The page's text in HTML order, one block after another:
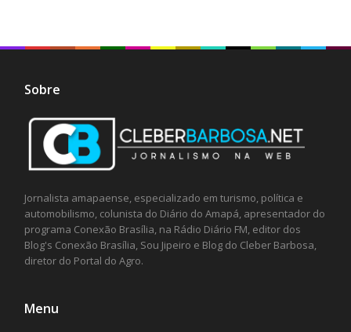
Sobre
Jornalista amapaense, especializado em turismo, política e
automobilismo, colunista do Diário do Amapá, apresentador do
programa Conexão Brasília, na Rádio Diário FM, editor dos
Blog's Conexão Brasília, Sou Jipeiro e Blog do Cleber Barbosa,
diretor do Portal do Agro.
Menu